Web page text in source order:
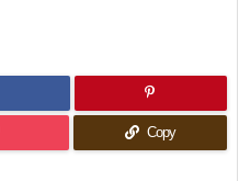
Copy